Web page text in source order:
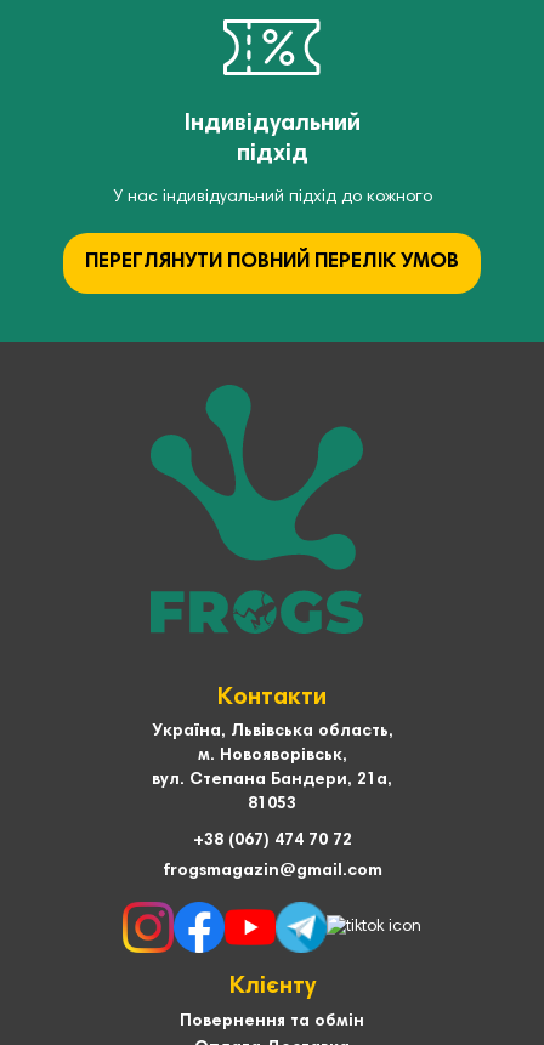
Індивідуальний
підхід
У нас індивідуальний підхід до кожного
ПЕРЕГЛЯНУТИ ПОВНИЙ ПЕРЕЛІК УМОВ
Контакти
Україна, Львівська область,
м. Новояворівськ,
вул. Степана Бандери, 21а,
81053
+38 (067) 474 70 72
frogsmagazin@gmail.com
Клієнту
Повернення та обмін